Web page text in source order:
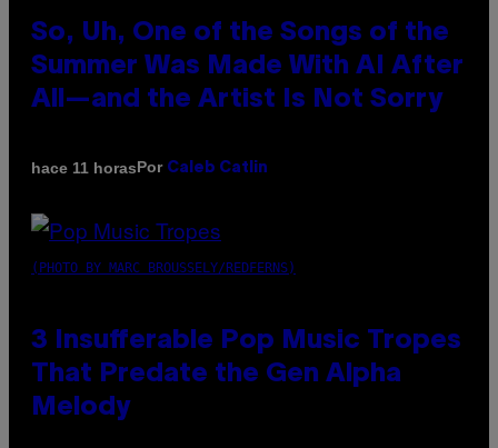
So, Uh, One of the Songs of the
Summer Was Made With AI After
All—and the Artist Is Not Sorry
hace 11 horasPor Caleb Catlin
(PHOTO BY MARC BROUSSELY/REDFERNS)
3 Insufferable Pop Music Tropes
That Predate the Gen Alpha
Melody